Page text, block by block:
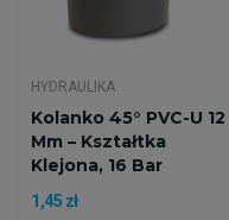
HYDRAULIKA
Kolanko 45° PVC-U 12
Mm – Kształtka
Klejona, 16 Bar
1,45 zł